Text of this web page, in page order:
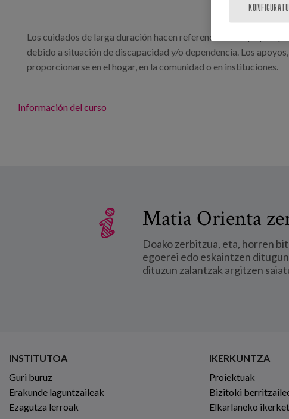
Los cuidados de larga duración hacen referencia a los apoyos
debido a situación de discapacidad y/o dependencia. Los
proporcionarse en el hogar, en la comunidad o en instituciones.
Información del curso
Matia Orienta
Doako zerbitzua, eta, horren
egoerei edo eskaintzen
dituzun zalantzak argitzen
INSTITUTOA
Guri buruz
Erakunde laguntzaileak
Ezagutza lerroak
IKERKUNTZA
Proiektuak
Bizitoki
Elkarlaneko
KONFIGURATU